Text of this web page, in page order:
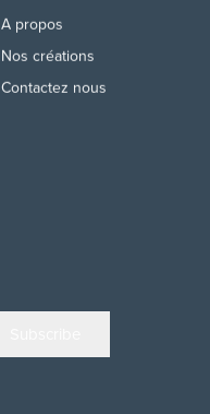
A propos
Nos créations
Contactez nous